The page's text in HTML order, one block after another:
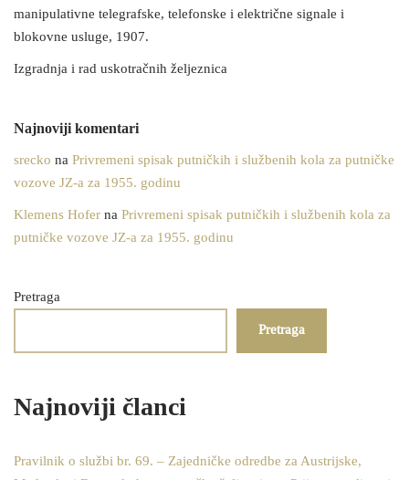
manipulativne telegrafske, telefonske i električne signale i
blokovne usluge, 1907.
Izgradnja i rad uskotračnih željeznica
Najnoviji komentari
srecko na Privremeni spisak putničkih i službenih kola za putničke
vozove JZ-a za 1955. godinu
Klemens Hofer na Privremeni spisak putničkih i službenih kola za
putničke vozove JZ-a za 1955. godinu
Pretraga
Pretraga
Najnoviji članci
Pravilnik o službi br. 69. – Zajedničke odredbe za Austrijske,